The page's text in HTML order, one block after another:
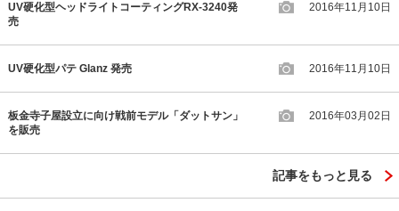
UV硬化型ヘッドライトコーティングRX-3240発
売
2016年11月10日
UV硬化型パテ Glanz 発売 2016年11月10日
板金寺子屋設立に向け戦前モデル「ダットサン」
を販売
2016年03月02日
記事をもっと見る